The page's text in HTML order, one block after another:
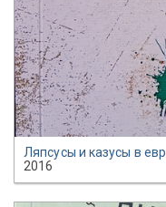
Ляпсусы и казусы в
2016